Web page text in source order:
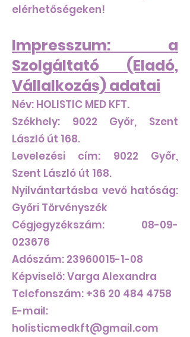
elérhetőségeken!
Impresszum: a
Szolgáltató (Eladó,
Vállalkozás) adatai
Név: HOLISTIC MED KFT.
Székhely: 9022 Győr, Szent
László út 168.
Levelezési cím: 9022 Győr,
Szent László út 168.
Nyilvántartásba vevő hatóság:
Győri Törvényszék
Cégjegyzékszám: 08-09-
023676
Adószám: 23960015-1-08
Képviselő: Varga Alexandra
Telefonszám: +36 20 484 4758
E-mail:
holisticmedkft@gmail.com